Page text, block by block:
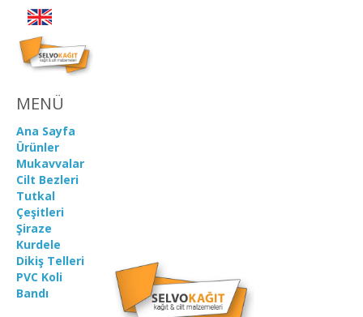
MENÜ
Ana Sayfa
Ürünler
Mukavvalar
Cilt Bezleri
Tutkal
Çeşitleri
Şiraze
Kurdele
Dikiş Telleri
PVC Koli
Bandı